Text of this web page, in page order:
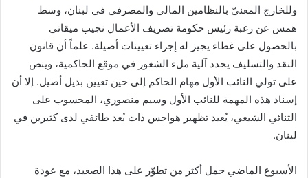
إ
ل
ت
و
ن
ي
وللخارج المعنيّ بالنظامين المالي والمصرفي في لبنان، وسط
همس عن رغبة رئيس حكومة تصريف الأعمال نجيب ميقاتي
بالحصول على غطاء يجيز له إجراء تعيينات أصيلة. علماً أن قانون
النقد والتسليف يحدد آلية ملء الشغور في موقع الحاكمية، وينص
على تولي النائب الأول مهام الحاكم إلى حين تعيين بديل أصيل. إلا أن
إسناد هذه المهمة للنائب الأول وسيم منصوري، المحسوب على
الثنائي الشيعي، يُعيد تظهير هواجس ذات بُعد طائفي لدى كثيرين في
لبنان.
الأسبوع الماضي حمل أكثر من تطوّر على هذا الصعيد، مع عودة